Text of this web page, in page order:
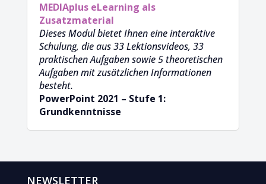
MEDIAplus eLearning als
Zusatzmaterial
Dieses Modul bietet Ihnen eine interaktive
Schulung, die aus 33 Lektionsvideos, 33
praktischen Aufgaben sowie 5 theoretischen
Aufgaben mit zusätzlichen Informationen
besteht.
PowerPoint 2021 – Stufe 1:
Grundkenntnisse
NEWSLETTER